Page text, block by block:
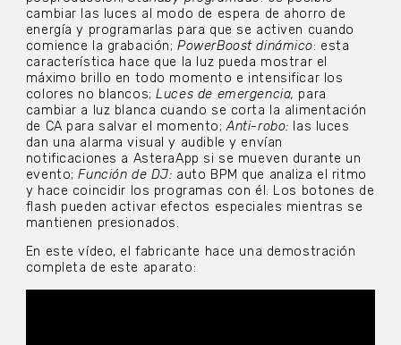
cambiar las luces al modo de espera de ahorro de
energía y programarlas para que se activen cuando
comience la grabación;PowerBoost dinámico: esta
característica hace que la luz pueda mostrar el
máximo brillo en todo momento e intensificar los
colores no blancos;Luces de emergencia, para
cambiar a luz blanca cuando se corta la alimentación
de CA para salvar el momento;Anti-robo: las luces
dan una alarma visual y audible y envían
notificaciones a AsteraApp si se mueven durante un
evento;Función de DJ: auto BPM que analiza el ritmo
y hace coincidir los programas con él. Los botones de
flash pueden activar efectos especiales mientras se
mantienen presionados.
En este vídeo, el fabricante hace una demostración
completa de este aparato: